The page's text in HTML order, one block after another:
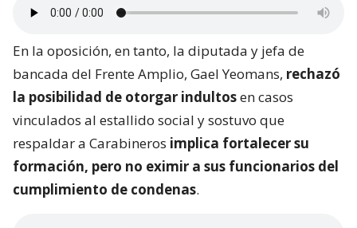
En la oposición, en tanto, la diputada y jefa de
bancada del Frente Amplio, Gael Yeomans, rechazó
la posibilidad de otorgar indultosen casos
vinculados al estallido social y sostuvo que
respaldar a Carabineros implica fortalecer su
formación, pero no eximir a sus funcionarios del
cumplimiento de condenas.